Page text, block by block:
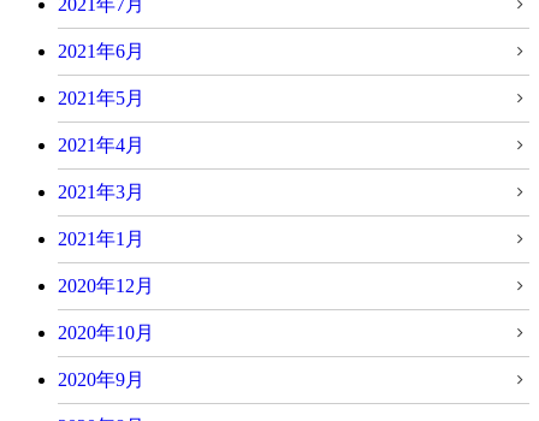
2021年7月
2021年6月
2021年5月
2021年4月
2021年3月
2021年1月
2020年12月
2020年10月
2020年9月